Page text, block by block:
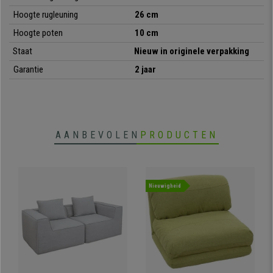
Hoogte rugleuning
26 cm
Hoogte poten
10 cm
Staat
Nieuw in originele verpakking
Garantie
2 jaar
AANBEVOLEN PRODUCTEN
Nieuwigheid